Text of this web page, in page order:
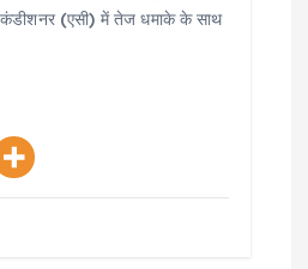
कंडीशनर (एसी) में तेज धमाके के साथ